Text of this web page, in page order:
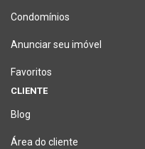
Condomínios
Anunciar seu imóvel
Favoritos
CLIENTE
Blog
Área do cliente